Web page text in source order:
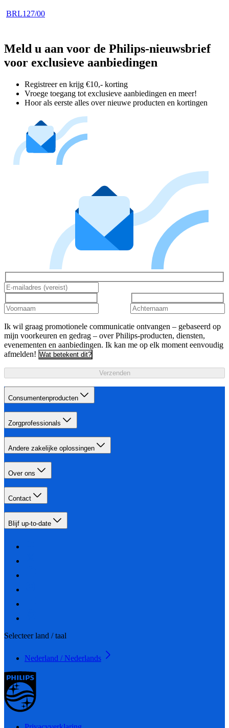
BRL127/00
Meld u aan voor de Philips-nieuwsbrief
voor exclusieve aanbiedingen
Registreer en krijg €10,- korting
Vroege toegang tot exclusieve aanbiedingen en meer!
Hoor als eerste alles over nieuwe producten en kortingen
Ik wil graag promotionele communicatie ontvangen – gebaseerd op
mijn voorkeuren en gedrag – over Philips-producten, diensten,
evenementen en aanbiedingen. Ik kan me op elk moment eenvoudig
afmelden! Wat betekent dit?
Verzenden
Consumentenproducten
Zorgprofessionals
Andere zakelijke oplossingen
Over ons
Contact
Blijf up-to-date
Selecteer land / taal
Nederland / Nederlands